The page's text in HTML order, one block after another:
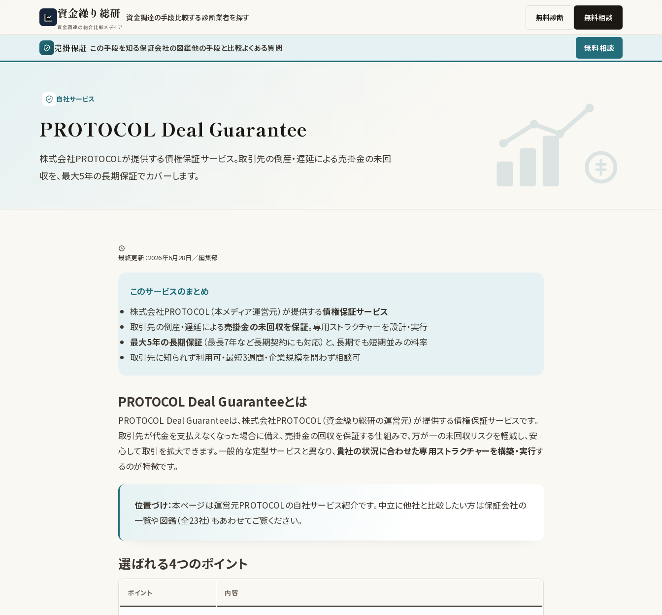
資金繰り総研
資金調達の総合比較メディア
資金調達の手段比較する診断業者を探す 無料診断 無料相談
売掛保証 この手段を知る保証会社の図鑑他の手段と比較よくある質問 無料相談
自社サービス
PROTOCOL Deal Guarantee
株式会社PROTOCOLが提供する債権保証サービス。取引先の倒産・遅延による売掛金の未回
収を、最大5年の長期保証でカバーします。
最終更新：2026年6月28日／編集部
このサービスのまとめ
株式会社PROTOCOL（本メディア運営元）が提供する債権保証サービス
取引先の倒産・遅延による売掛金の未回収を保証。専用ストラクチャーを設計・実行
最大5年の長期保証（最長7年など長期契約にも対応）と、長期でも短期並みの料率
取引先に知られず利用可・最短3週間・企業規模を問わず相談可
PROTOCOL Deal Guaranteeとは
PROTOCOL Deal Guaranteeは、株式会社PROTOCOL（資金繰り総研の運営元）が提供する債権保証サービスです。
取引先が代金を支払えなくなった場合に備え、売掛金の回収を保証する仕組みで、万が一の未回収リスクを軽減し、安
心して取引を拡大できます。一般的な定型サービスと異なり、貴社の状況に合わせた専用ストラクチャーを構築・実行す
るのが特徴です。
位置づけ：本ページは運営元PROTOCOLの自社サービス紹介です。中立に他社と比較したい方は保証会社の
一覧や図鑑（全23社） もあわせてご覧ください。
選ばれる4つのポイント
ポイント 内容